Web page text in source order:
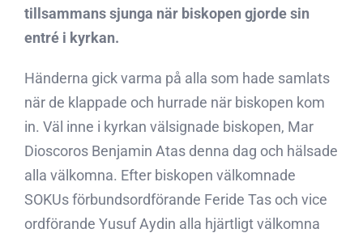
tillsammans sjunga när biskopen gjorde sin
entré i kyrkan.
Händerna gick varma på alla som hade samlats
när de klappade och hurrade när biskopen kom
in. Väl inne i kyrkan välsignade biskopen, Mar
Dioscoros Benjamin Atas denna dag och hälsade
alla välkomna. Efter biskopen välkomnade
SOKUs förbundsordförande Feride Tas och vice
ordförande Yusuf Aydin alla hjärtligt välkomna